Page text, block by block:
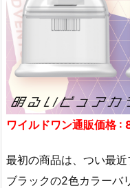
ワイルドワン通販価格
最初の商品は、つい最
ブラックの2色カラーバ